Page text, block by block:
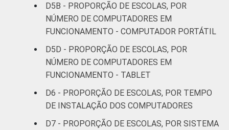
D5B - PROPORÇÃO DE ESCOLAS, POR
NÚMERO DE COMPUTADORES EM
FUNCIONAMENTO - COMPUTADOR PORTÁTIL
D5D - PROPORÇÃO DE ESCOLAS, POR
NÚMERO DE COMPUTADORES EM
FUNCIONAMENTO - TABLET
D6 - PROPORÇÃO DE ESCOLAS, POR TEMPO
DE INSTALAÇÃO DOS COMPUTADORES
D7 - PROPORÇÃO DE ESCOLAS, POR SISTEMA